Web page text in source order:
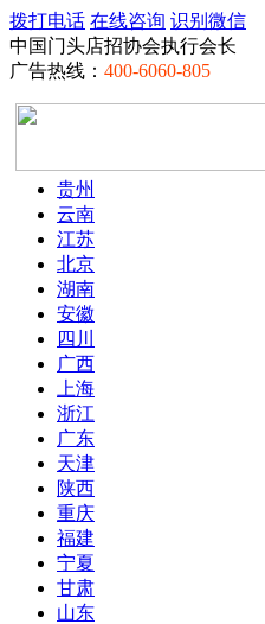
拨打电话 在线咨询 识别微信
中国门头店招协会执行会长
广告热线： 400-6060-805
贵州
云南
江苏
北京
湖南
安徽
四川
广西
上海
浙江
广东
天津
陕西
重庆
福建
宁夏
甘肃
山东